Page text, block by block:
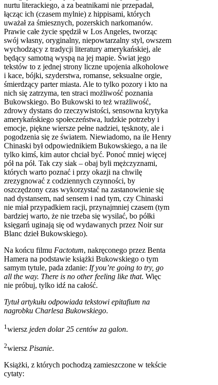
nurtu literackiego, a za beatnikami nie przepadał,
łącząc ich (czasem mylnie) z hippisami, których
uważał za śmiesznych, pozerskich narkomanów.
Prawie całe życie spędził w Los Angeles, tworząc
swój własny, oryginalny, niepowtarzalny styl, owszem
wychodzący z tradycji literatury amerykańskiej, ale
będący samotną wyspą na jej mapie. Świat jego
tekstów to z jednej strony liczne upojenia alkoholowe
i kace, bójki, szyderstwa, romanse, seksualne orgie,
śmierdzący parter miasta. Ale to tylko pozory i kto na
nich się zatrzyma, ten straci możliwość poznania
Bukowskiego. Bo Bukowski to też wrażliwość,
zdrowy dystans do rzeczywistości, sensowna krytyka
amerykańskiego społeczeństwa, ludzkie potrzeby i
emocje, piękne wiersze pełne nadziei, tęsknoty, ale i
pogodzenia się ze światem. Niewiadomo, na ile Henry
Chinaski był odpowiednikiem Bukowskiego, a na ile
tylko kimś, kim autor chciał być. Ponoć mniej więcej
pół na pół. Tak czy siak – obaj byli mężczyznami,
których warto poznać i przy okazji na chwilę
zrezygnować z codziennych czynności, by
oszczędzony czas wykorzystać na zastanowienie się
nad dystansem, nad sensem i nad tym, czy Chinaski
nie miał przypadkiem racji, przynajmniej czasem (tym
bardziej warto, że nie trzeba się wysilać, bo półki
księgarń uginają się od wydawanych przez Noir sur
Blanc dzieł Bukowskiego).
Na końcu filmu Factotum, nakręconego przez Benta
Hamera na podstawie książki Bukowskiego o tym
samym tytule, pada zdanie: If you’re going to try, go
all the way. There is no other feeling like that. Więc
nie próbuj, tylko idź na całość.
Tytuł artykułu odpowiada tekstowi epitafium na
nagrobku Charlesa Bukowskiego.
1wiersz jeden dolar 25 centów za galon.
2wiersz Pisanie.
Książki, z których pochodzą zamieszczone w tekście
cytaty: